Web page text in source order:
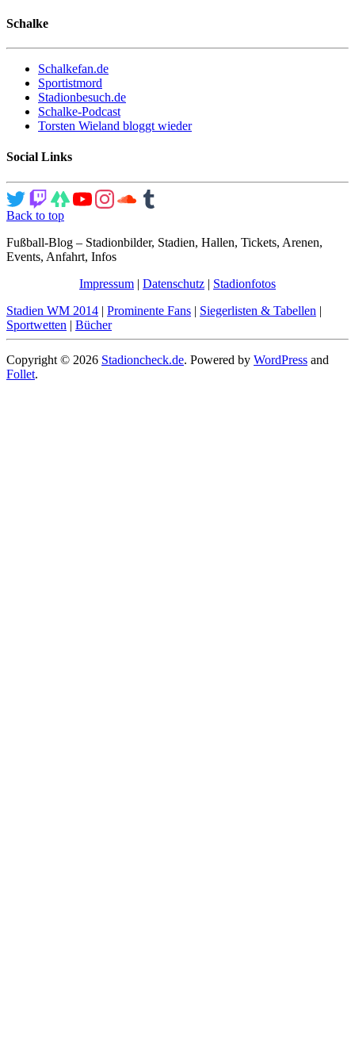
Schalke
Schalkefan.de
Sportistmord
Stadionbesuch.de
Schalke-Podcast
Torsten Wieland bloggt wieder
Social Links
Back to top
Fußball-Blog – Stadionbilder, Stadien, Hallen, Tickets, Arenen,
Events, Anfahrt, Infos
Impressum | Datenschutz | Stadionfotos
Stadien WM 2014 | Prominente Fans | Siegerlisten & Tabellen |
Sportwetten | Bücher
Copyright © 2026 Stadioncheck.de. Powered by WordPress and
Follet.